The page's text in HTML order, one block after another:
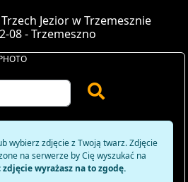
Jezior w Trzemesznie
08 - Trzemeszno
wybierz zdjęcie z Twoją twarz. Zdjęcie
na serwerze by Cię wyszukać na
zdjęcie wyrażasz na to zgodę.